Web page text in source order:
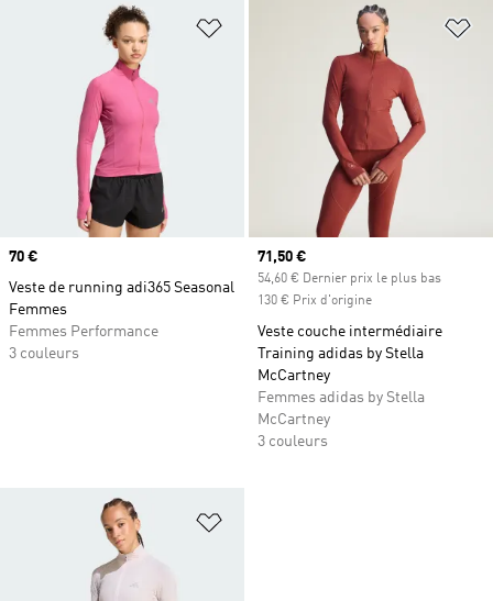
Ajouter à la Liste de produits
Prix
70 €
Veste de running adi365 Seasonal
Femmes
Femmes Performance
3 couleurs
Prix actuel
71,50 €
54,60 € Dernier prix le plus bas
130 € Prix d'origine
Veste couche intermédiaire
Training adidas by Stella
McCartney
Femmes adidas by Stella
McCartney
3 couleurs